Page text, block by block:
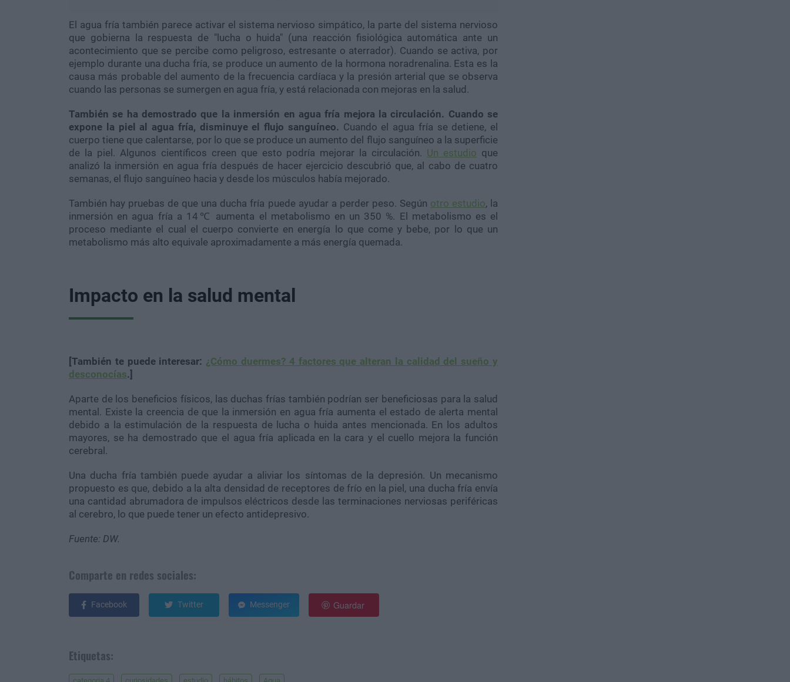
El agua fría también parece activar el sistema nervioso simpático, la parte del sistema nervioso
que gobierna la respuesta de "lucha o huida" (una reacción fisiológica automática ante un
acontecimiento que se percibe como peligroso, estresante o aterrador). Cuando se activa, por
ejemplo durante una ducha fría, se produce un aumento de la hormona noradrenalina. Esta es la
causa más probable del aumento de la frecuencia cardíaca y la presión arterial que se observa
cuando las personas se sumergen en agua fría, y está relacionada con mejoras en la salud.
También se ha demostrado que la inmersión en agua fría mejora la circulación. Cuando se
expone la piel al agua fría, disminuye el flujo sanguíneo. Cuando el agua fría se detiene, el
cuerpo tiene que calentarse, por lo que se produce un aumento del flujo sanguíneo a la superficie
de la piel. Algunos científicos creen que esto podría mejorar la circulación. Un estudio que
analizó la inmersión en agua fría después de hacer ejercicio descubrió que, al cabo de cuatro
semanas, el flujo sanguíneo hacia y desde los músculos había mejorado.
También hay pruebas de que una ducha fría puede ayudar a perder peso. Según otro estudio, la
inmersión en agua fría a 14℃ aumenta el metabolismo en un 350 %. El metabolismo es el
proceso mediante el cual el cuerpo convierte en energía lo que come y bebe, por lo que un
metabolismo más alto equivale aproximadamente a más energía quemada.
Impacto en la salud mental
[También te puede interesar: ¿Cómo duermes? 4 factores que alteran la calidad del sueño y
desconocías.]
Aparte de los beneficios físicos, las duchas frías también podrían ser beneficiosas para la salud
mental. Existe la creencia de que la inmersión en agua fría aumenta el estado de alerta mental
debido a la estimulación de la respuesta de lucha o huida antes mencionada. En los adultos
mayores, se ha demostrado que el agua fría aplicada en la cara y el cuello mejora la función
cerebral.
Una ducha fría también puede ayudar a aliviar los síntomas de la depresión. Un mecanismo
propuesto es que, debido a la alta densidad de receptores de frío en la piel, una ducha fría envía
una cantidad abrumadora de impulsos eléctricos desde las terminaciones nerviosas periféricas
al cerebro, lo que puede tener un efecto antidepresivo.
Fuente: DW.
Comparte en redes sociales:
Facebook Twitter Messenger Guardar
Etiquetas: